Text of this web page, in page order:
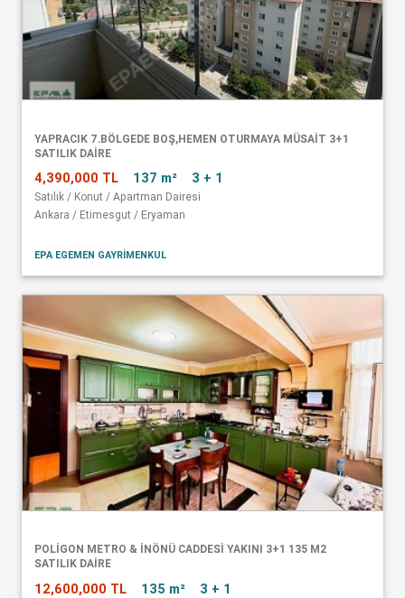
YAPRACIK 7.BÖLGEDE BOŞ,HEMEN OTURMAYA MÜSAİT 3+1
SATILIK DAİRE
4,390,000 TL 137 m² 3 + 1
Satılık / Konut / Apartman Dairesi
Ankara / Etimesgut / Eryaman
EPA EGEMEN GAYRİMENKUL
POLİGON METRO & İNÖNÜ CADDESİ YAKINI 3+1 135 M2
SATILIK DAİRE
12,600,000 TL 135 m² 3 + 1